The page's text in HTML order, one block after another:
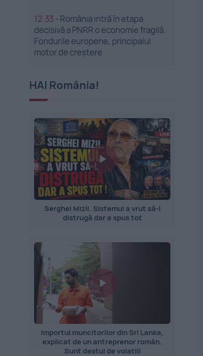
12:33 - România intră în etapa
decisivă a PNRR o economie fragilă.
Fondurile europene, principalul
motor de creștere
HAI România!
Serghei Mizil. Sistemul a vrut să-l
distrugă dar a spus tot
Importul muncitorilor din Sri Lanka,
explicat de un antreprenor român.
Sunt destul de volatili